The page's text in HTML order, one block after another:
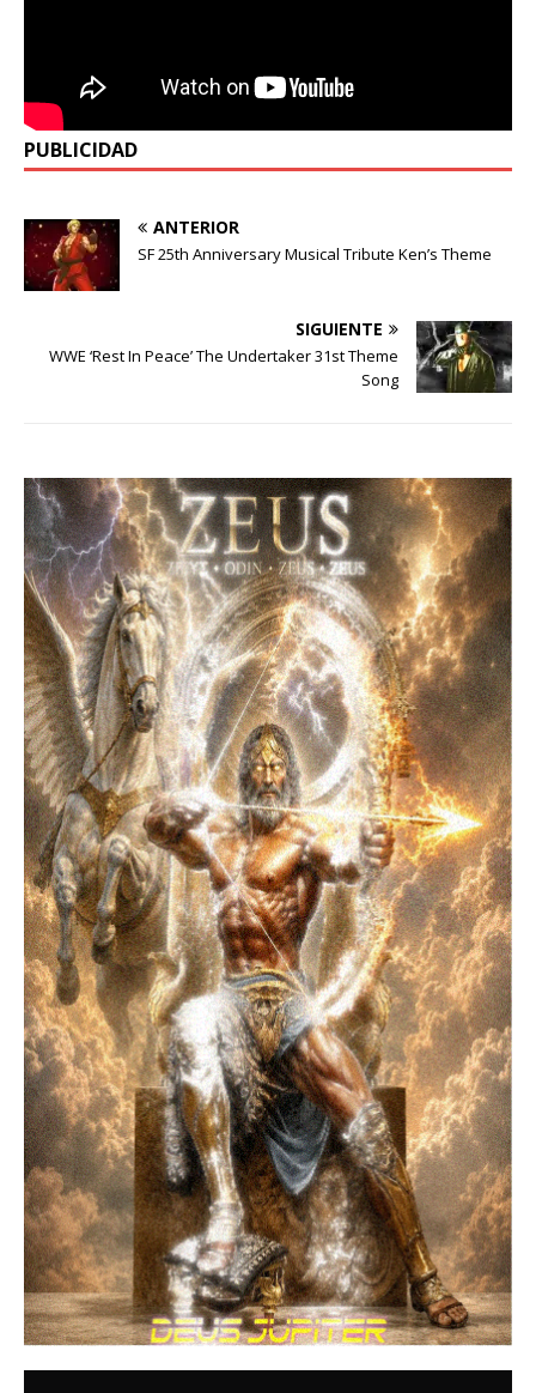
PUBLICIDAD
ANTERIOR
SF 25th Anniversary Musical Tribute Ken’s Theme
SIGUIENTE
WWE ‘Rest In Peace’ The Undertaker 31st Theme
Song